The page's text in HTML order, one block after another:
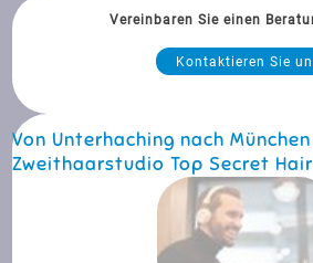
Vereinbaren Sie einen
Kontaktieren Sie
Von Unterhaching nach
Zweithaarstudio Top Secret